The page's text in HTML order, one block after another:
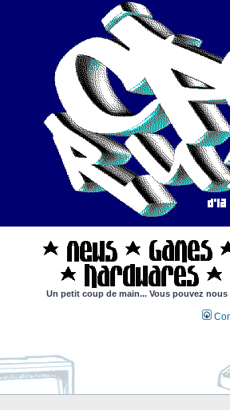
Un petit coup de main... Vous pouvez